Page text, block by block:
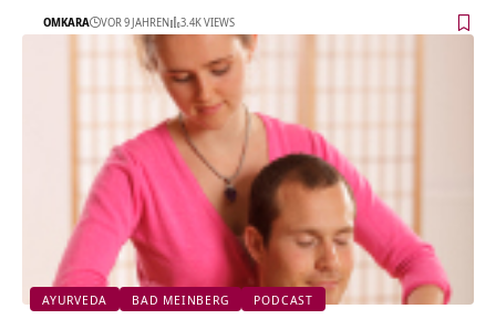
OMKARA VOR 9 JAHREN 3.4K VIEWS
AYURVEDA BAD MEINBERG PODCAST